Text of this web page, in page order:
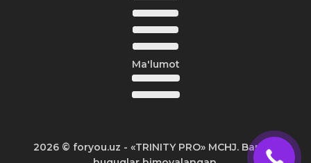
Ma'lumot
2026© foryou.uz - «TRINITY PRO» MCHJ. Barcha